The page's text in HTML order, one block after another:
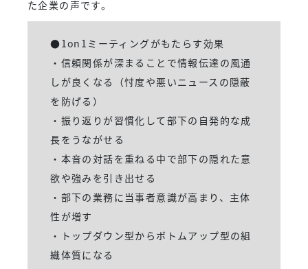
た企業の声です。
●1on1ミーティングがもたらす効果
・信頼関係が深まることで情報伝達の風通
しが良くなる（忖度や悪いニュースの隠蔽
を防げる）
・振り返りが習慣化して部下の自発的な成
長をうながせる
・本音の対話を重ねる中で部下の隠れた意
欲や強みを引き出せる
・部下の業務に当事者意識が高まり、主体
性が増す
・トップダウン型からボトムアップ型の組
織体質になる